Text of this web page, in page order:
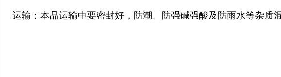
运输：本品运输中要密封好，防潮、防强碱强酸及防雨水等杂质